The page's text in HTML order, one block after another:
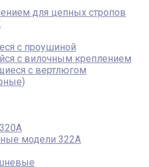
для цепных стропов
с проушиной
с вилочным креплением
с вертлюгом
модели 322А